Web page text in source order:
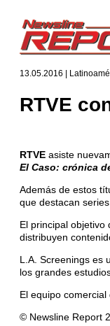
13.05.2016 |
RTVE
RTVE asiste
El Caso: crónica
Además de estos
que destacan
El principal objetivo
distribuyen
L.A. Screenings es
los grandes
El equipo
© Newsline Report